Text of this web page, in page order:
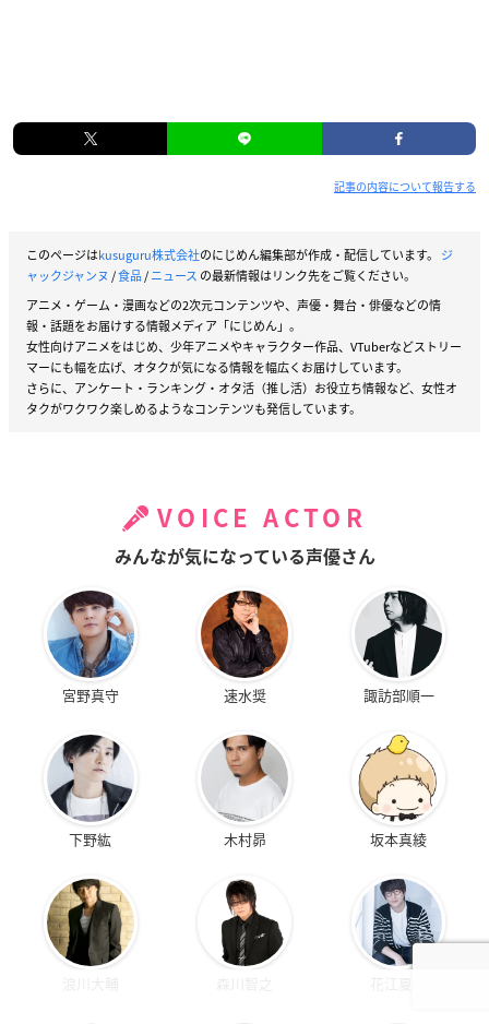
記事の内容について報告する
このページはkusuguru株式会社のにじめん編集部が作成・配信しています。 ジ
ャックジャンヌ /食品/ニュース の最新情報はリンク先をご覧ください。
アニメ・ゲーム・漫画などの2次元コンテンツや、声優・舞台・俳優などの情
報・話題をお届けする情報メディア「にじめん」。
女性向けアニメをはじめ、少年アニメやキャラクター作品、VTuberなどストリー
マーにも幅を広げ、オタクが気になる情報を幅広くお届けしています。
さらに、アンケート・ランキング・オタ活（推し活）お役立ち情報など、女性オ
タクがワクワク楽しめるようなコンテンツも発信しています。
VOICE ACTOR
みんなが気になっている声優さん
宮野真守 速水奨 諏訪部順一
下野紘 木村昴 坂本真綾